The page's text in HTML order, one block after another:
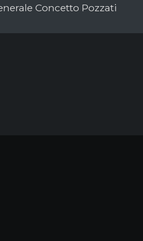
Concetto Pozzati